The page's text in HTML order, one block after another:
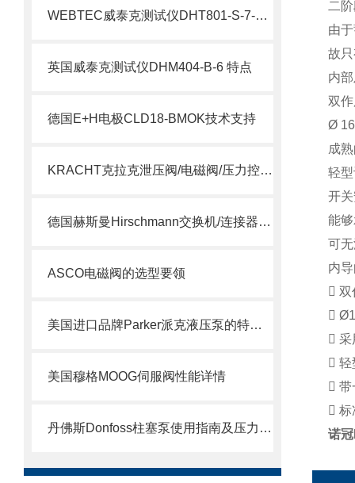
WEBTEC威泰克测试仪DHT801-S-7-L介绍
英国威泰克测试仪DHM404-B-6 特点
德国E+H电极CLD18-BMOK技术支持
KRACHT克拉克泄压阀/电磁阀/压力控制阀选型指南
德国赫斯曼Hirschmann交换机/连接器介绍
ASCO电磁阀的选型要领
美国进口品牌Parker派克液压泵的特点及用途
美国穆格MOOG伺服阀性能详情
丹佛斯Donfoss柱塞泵使用指南及压力调节教程
二
由
故
内
双
Ø
成
轻
开
能
可
内






诺